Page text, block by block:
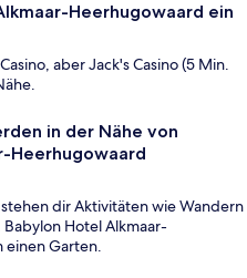
Heerhugowaard ein
aber Jack's Casino (5 Min.
in der Nähe von
Heerhugowaard
dir Aktivitäten wie Wandern
Hotel Alkmaar-
einen Garten.